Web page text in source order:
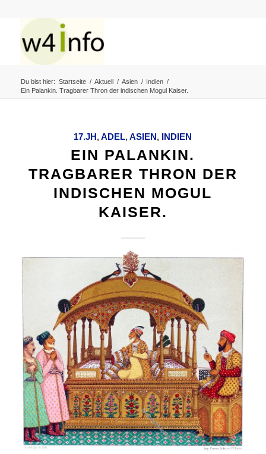
Du bist hier: Startseite / Aktuell / Asien / Indien /
Ein Palankin. Tragbarer Thron der indischen Mogul Kaiser.
17.JH,ADEL,ASIEN, INDIEN
EIN PALANKIN.
TRAGBARER THRON DER
INDISCHEN MOGUL
KAISER.